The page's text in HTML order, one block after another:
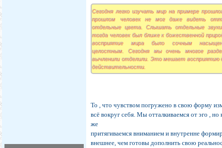
Сегодня легко изучать мир на примере
прошлом человек не мог даже видеть
отдельные цвета. Слышать отдельные
тогда человек был ближе к божественной
восприятие мира было сочным
целостным. Сегодня мы очень многое
вычленили отделили. Это мешает восприятию
действительности.
То , что чувством погружено в свою форму
всё вокруг себя. Мы отталкиваемся от эго , но
же
притягиваемся вниманием и внутренне
внешнее, чем готовы дополнить свою